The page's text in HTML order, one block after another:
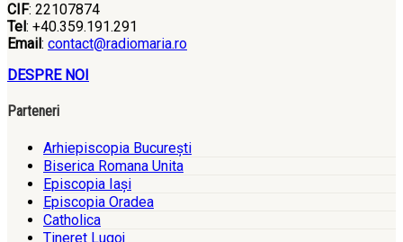
CIF: 22107874
Tel: +40.359.191.291
Email: contact@radiomaria.ro
DESPRE NOI
Parteneri
Arhiepiscopia Bucureşti
Biserica Romana Unita
Episcopia Iaşi
Episcopia Oradea
Catholica
Tineret Lugoj